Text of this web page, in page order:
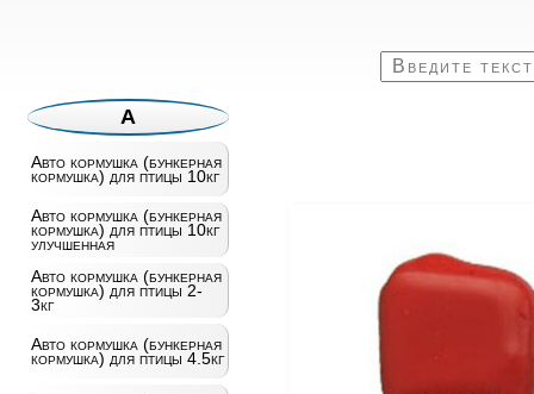
А
Авто кормушка (бункерная
кормушка) для птицы 10кг
Авто кормушка (бункерная
кормушка) для птицы 10кг
улучшенная
Авто кормушка (бункерная
кормушка) для птицы 2-
3кг
Авто кормушка (бункерная
кормушка) для птицы 4.5кг